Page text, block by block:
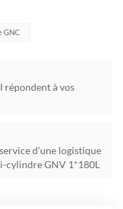
GNC
répondent à vos
d'une logistique
cylindre GNV 1*180L